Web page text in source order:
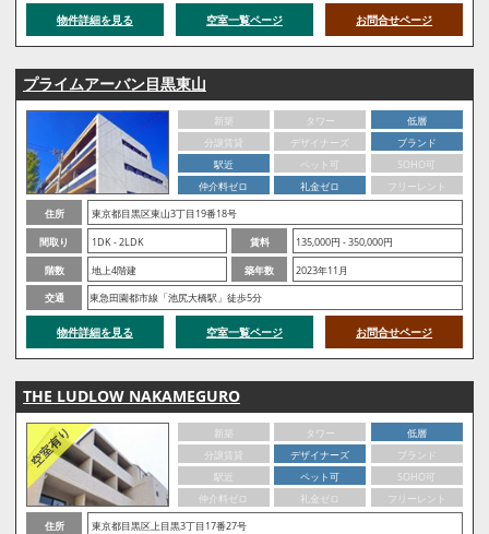
物件詳細を見る 空室一覧ページ お問合せページ
プライムアーバン目黒東山
新築 タワー
低層
分譲賃貸
デザイナーズ
ブランド
駅近
ペット可
SOHO可
仲介料ゼロ
礼金ゼロ
フリーレント
住所
東京都目黒区東山3丁目19番18号
間取り
1DK - 2LDK 賃料
135,000円 - 350,000円
階数
地上4階建 築年数
2023年11月
交通
東急田園都市線「池尻大橋駅」徒歩5分
物件詳細を見る 空室一覧ページ お問合せページ
THE LUDLOW NAKAMEGURO
新築 タワー
低層
分譲賃貸
デザイナーズ
ブランド
駅近
ペット可
SOHO可
仲介料ゼロ
礼金ゼロ
フリーレント
住所
東京都目黒区上目黒3丁目17番27号